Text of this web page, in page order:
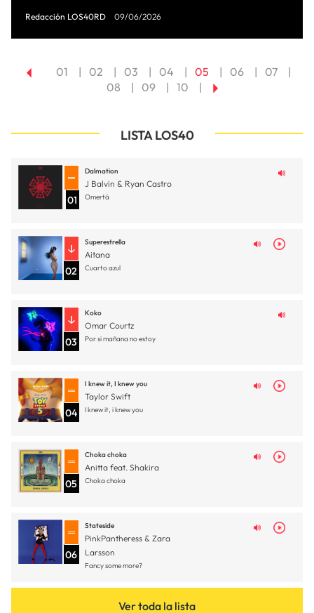
Redacción LOS40RD 09/06/2026
01 02 03 04 05 06
07
08
09 10
LISTA LOS40
01
Dalmation
J Balvin & Ryan Castro
Omertá
02
Superestrella
Aitana
Cuarto azul
03
Koko
Omar Courtz
Por si mañana no estoy
04
I knew it, I knew you
Taylor Swift
I knew it, i knew you
05
Choka choka
Anitta feat. Shakira
Choka choka
06
Stateside
PinkPantheress & Zara
Larsson
Fancy some more?
Ver toda la lista